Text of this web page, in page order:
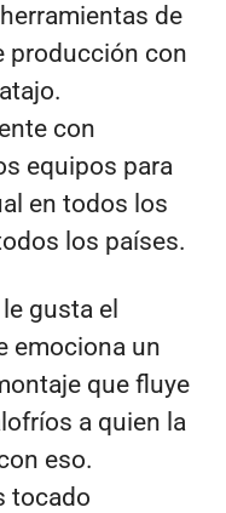
de
producción con
con
equipos para
en todos los
los países.
gusta el
emociona un
que fluye
a quien la
eso.
tocado